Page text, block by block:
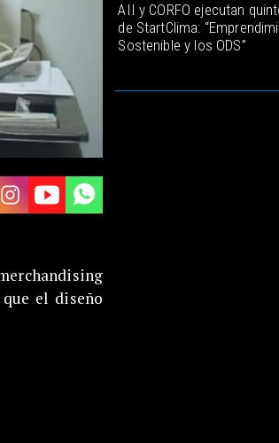
AII y CORFO ejecutan
de StartClima:
Sostenible y los ODS”
el diseño